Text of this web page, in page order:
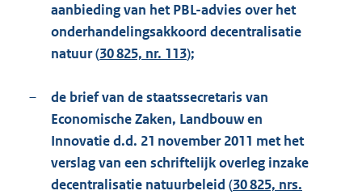
aanbieding van het PBL-advies over het
onderhandelingsakkoord decentralisatie
natuur (30 825, nr. 113);
–
de brief van de staatssecretaris van
Economische Zaken, Landbouw en
Innovatie d.d. 21 november 2011 met het
verslag van een schriftelijk overleg inzake
decentralisatie natuurbeleid (30 825, nrs.